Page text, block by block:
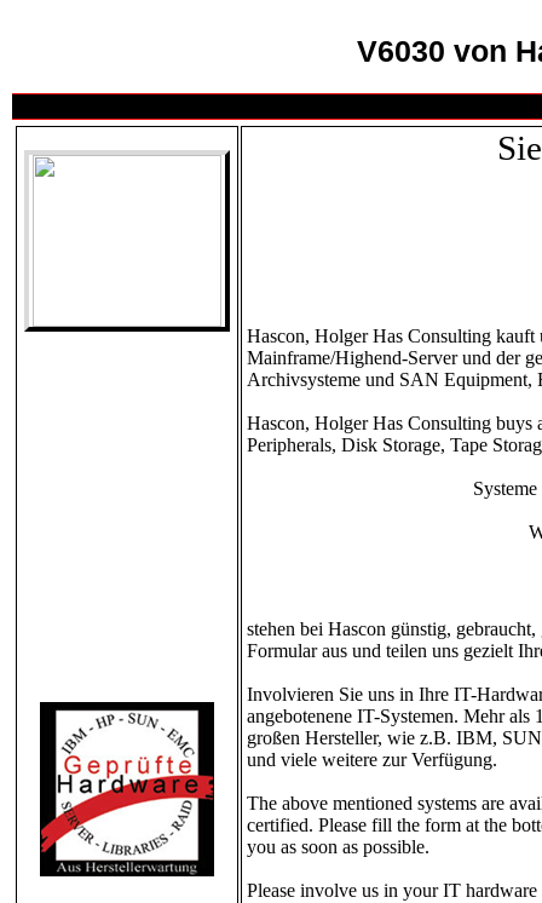
V6030 von
Hascon, Holger Has Consulting
Mainframe/Highend-Server und der
Archivsysteme und SAN Equipment,
Hascon, Holger Has Consulting buys
Peripherals, Disk Storage, Tape
stehen bei Hascon günstig,
Formular aus und teilen uns gezielt
Involvieren Sie uns in Ihre IT-
angebotenene IT-Systemen. Mehr als
großen Hersteller, wie z.B. IBM,
und viele weitere zur Verfügung.
The above mentioned systems are
certified. Please fill the form at the
you as soon as possible.
Please involve us in your IT